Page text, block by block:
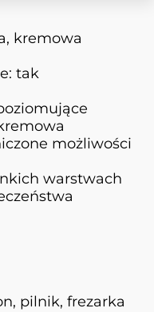
kremowa
tak
możliwości
warstwach
pilnik, frezarka